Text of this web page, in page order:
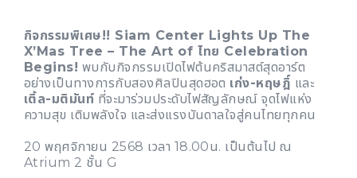
กิจกรรมพิเศษ!! Siam Center Lights Up The
X’Mas Tree – The Art of ไทย Celebration
Begins! พบกับกิจกรรมเปิดไฟต้นคริสมาสต์สุดอาร์ต
อย่างเป็นทางการกับสองศิลปินสุดฮอต เก่ง-หฤษฎิ์ และ
เติ้ล-มติมันท์ ที่จะมาร่วมประดับไฟสัญลักษณ์ จุดไฟแห่ง
ความสุข เติมพลังใจ และส่งแรงบันดาลใจสู่คนไทยทุกคน
20 พฤศจิกายน 2568 เวลา 18.00น. เป็นต้นไป ณ
Atrium 2 ชั้น G